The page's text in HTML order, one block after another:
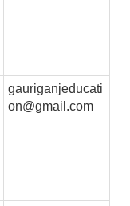
gauriganjeducati
on@gmail.com